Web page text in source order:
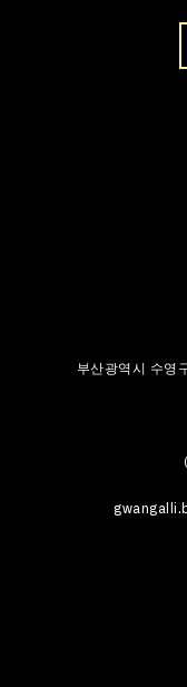
부산광역시 수영